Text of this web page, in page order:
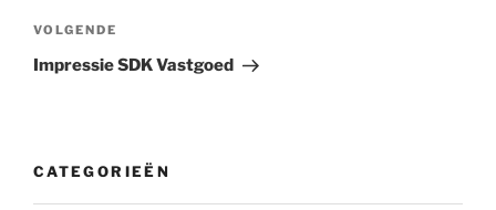
Volgend
bericht
VOLGENDE
Impressie SDK Vastgoed
CATEGORIEËN